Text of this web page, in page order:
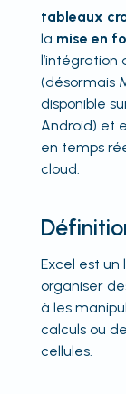
tableaux
la mise en
l’intégration
(désormais
disponible
Android) et
en temps
cloud.
Excel est un
organiser
à les
calculs ou
cellules.